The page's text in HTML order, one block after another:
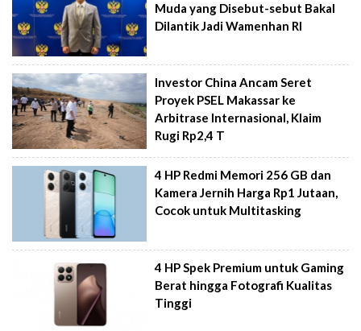
Muda yang Disebut-sebut Bakal
Dilantik Jadi Wamenhan RI
Investor China Ancam Seret
Proyek PSEL Makassar ke
Arbitrase Internasional, Klaim
Rugi Rp2,4 T
4 HP Redmi Memori 256 GB dan
Kamera Jernih Harga Rp1 Jutaan,
Cocok untuk Multitasking
4 HP Spek Premium untuk Gaming
Berat hingga Fotografi Kualitas
Tinggi